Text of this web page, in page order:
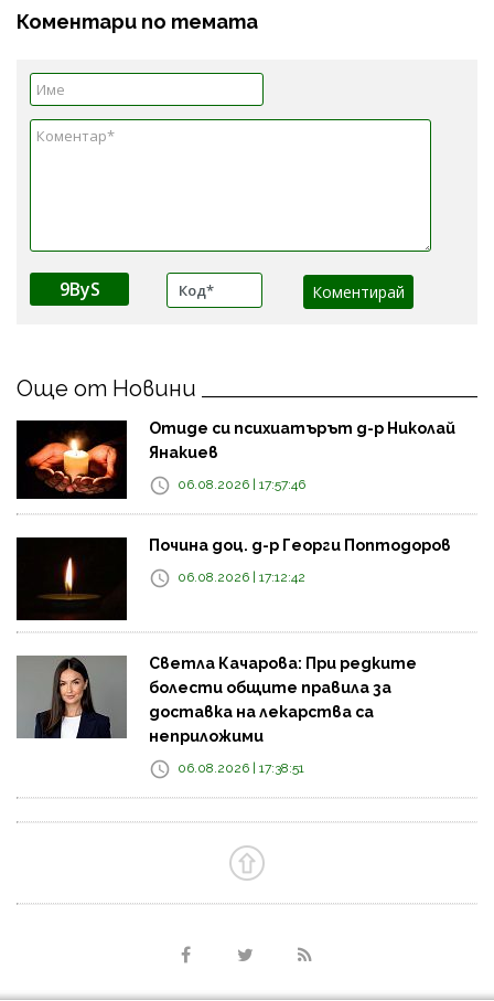
Коментари по темата
9ByS
Още от Новини
Отиде си психиатърът д-р Николай
Янакиев
06.08.2026 | 17:57:46
Почина доц. д-р Георги Поптодоров
06.08.2026 | 17:12:42
Светла Качарова: При редките
болести общите правила за
доставка на лекарства са
неприложими
06.08.2026 | 17:38:51